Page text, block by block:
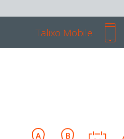
Talixo Mobile